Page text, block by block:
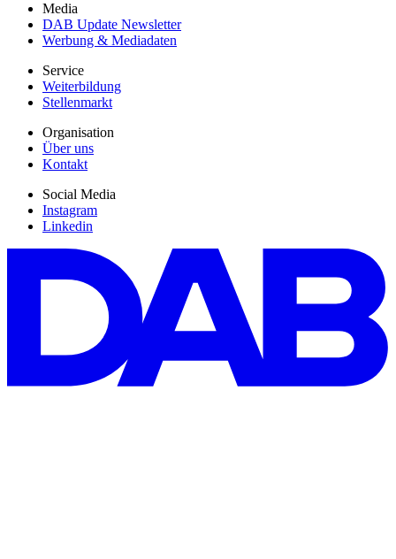
Media
DAB Update Newsletter
Werbung & Mediadaten
Service
Weiterbildung
Stellenmarkt
Organisation
Über uns
Kontakt
Social Media
Instagram
Linkedin